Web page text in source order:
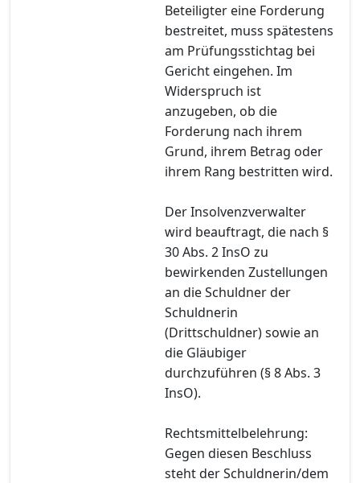
Beteiligter eine Forderung
bestreitet, muss spätestens
am Prüfungsstichtag bei
Gericht eingehen. Im
Widerspruch ist
anzugeben, ob die
Forderung nach ihrem
Grund, ihrem Betrag oder
ihrem Rang bestritten wird.
Der Insolvenzverwalter
wird beauftragt, die nach §
30 Abs. 2 InsO zu
bewirkenden Zustellungen
an die Schuldner der
Schuldnerin
(Drittschuldner) sowie an
die Gläubiger
durchzuführen (§ 8 Abs. 3
InsO).
Rechtsmittelbelehrung:
Gegen diesen Beschluss
steht der Schuldnerin/dem